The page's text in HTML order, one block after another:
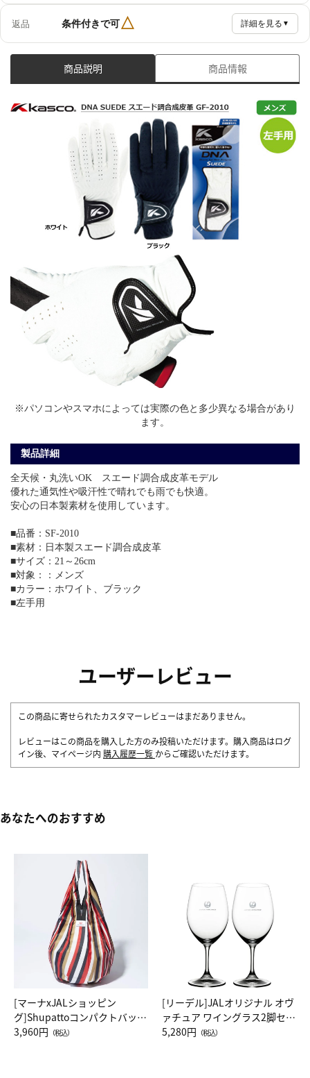
返品 条件付きで可△ 詳細を見る ▼
商品説明 商品情報
※パソコンやスマホによっては実際の色と多少異なる場合があり
ます。
製品詳細
全天候・丸洗いOK スエード調合成皮革モデル
優れた通気性や吸汗性で晴れでも雨でも快適。
安心の日本製素材を使用しています。
■品番：SF-2010
■素材：日本製スエード調合成皮革
■サイズ：21～26cm
■対象：：メンズ
■カラー：ホワイト、ブラック
■左手用
ユーザーレビュー
この商品に寄せられたカスタマーレビューはまだありません。
レビューはこの商品を購入した方のみ投稿いただけます。購入商品はログ
イン後、マイページ内 購入履歴一覧 からご確認いただけます。
あなたへのおすすめ
[マーナxJALショッピン
グ]Shupattoコンパクトバッグ
Drop JAL客室乗務員（LC）ス
3,960円 （税込）
[リーデル]JALオリジナル オヴ
ァチュア ワイングラス2脚セッ
ト（レッドワイン）
5,280円 （税込）